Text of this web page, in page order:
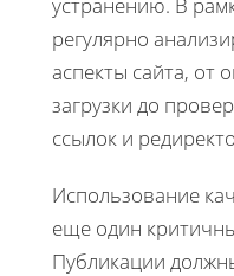
регулярно
аспекты сайта, от
загрузки до
ссылок и
Использование
еще один
Публикации